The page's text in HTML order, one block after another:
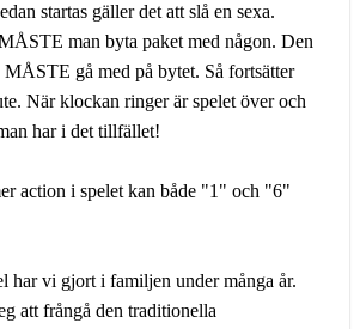
startas gäller det att slå en sexa.
man byta paket med någon. Den
gå med på bytet. Så fortsätter
När klockan ringer är spelet över och
har i det tillfället!
action i spelet kan både "1" och "6"
har vi gjort i familjen under många år.
att frångå den traditionella